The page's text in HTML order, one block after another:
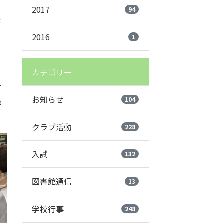
2017 94
2016 1
カテゴリー
お知らせ 104
クラブ活動 228
入試 132
図書館通信 13
学校行事 248